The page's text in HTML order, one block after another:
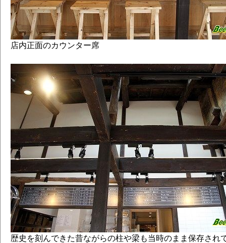
店内正面のカウンター席
歴史を刻んできた昔ながらの柱や梁も当時のまま保存され